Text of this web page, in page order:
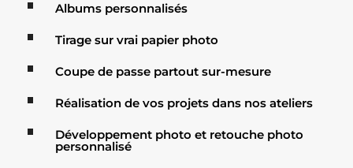
Albums personnalisés
Tirage sur vrai papier photo
Coupe de passe partout sur-mesure
Réalisation de vos projets dans nos ateliers
Développement photo et retouche photo
personnalisé